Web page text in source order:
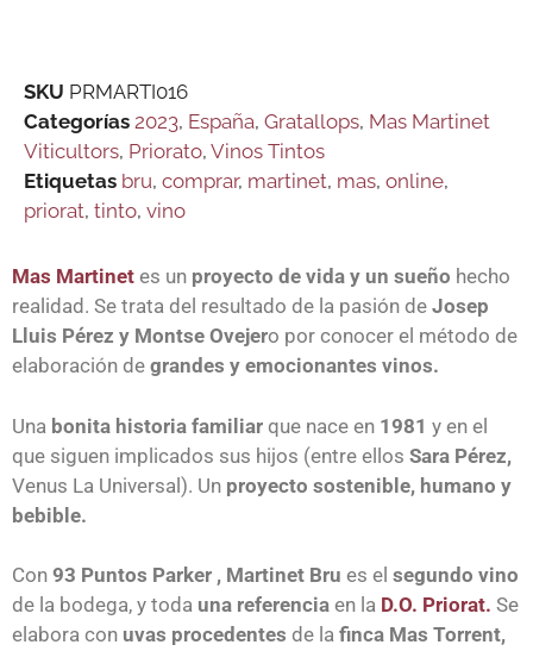
SKU PRMARTI016
Categorías 2023, España, Gratallops, Mas Martinet
Viticultors, Priorato, Vinos Tintos
Etiquetas bru, comprar, martinet, mas, online,
priorat, tinto, vino
Mas Martinet es un proyecto de vida y un sueño hecho
realidad. Se trata del resultado de la pasión de Josep
Lluis Pérez y Montse Ovejero por conocer el método de
elaboración de grandes y emocionantes vinos.
Una bonita historia familiar que nace en 1981 y en el
que siguen implicados sus hijos (entre ellos Sara Pérez,
Venus La Universal). Un proyecto sostenible, humano y
bebible.
Con 93 Puntos Parker , Martinet Bru es el segundo vino
de la bodega, y toda una referencia en la D.O. Priorat. Se
elabora con uvas procedentes de la finca Mas Torrent,